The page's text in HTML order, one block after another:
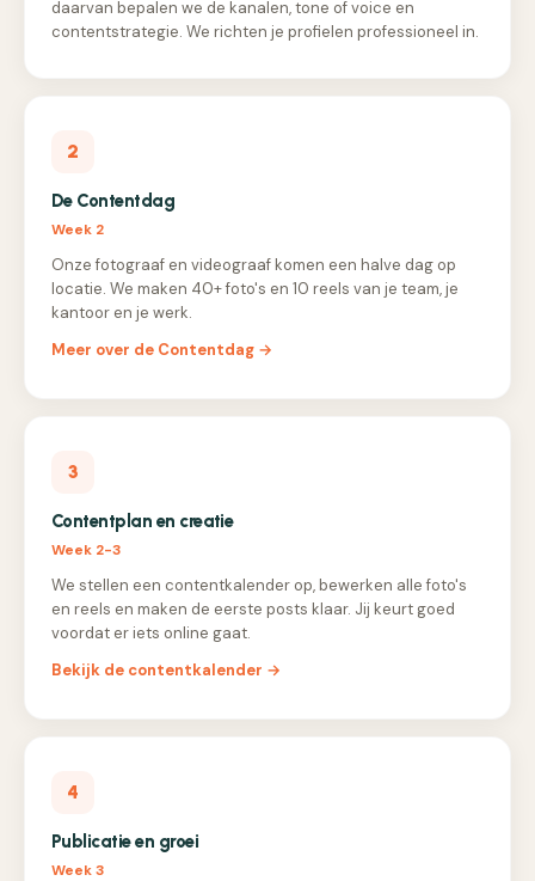
daarvan bepalen we de kanalen, tone of voice en
contentstrategie. We richten je profielen professioneel in.
2
De Contentdag
Week 2
Onze fotograaf en videograaf komen een halve dag op
locatie. We maken 40+ foto's en 10 reels van je team, je
kantoor en je werk.
Meer over de Contentdag →
3
Contentplan en creatie
Week 2-3
We stellen een contentkalender op, bewerken alle foto's
en reels en maken de eerste posts klaar. Jij keurt goed
voordat er iets online gaat.
Bekijk de contentkalender →
4
Publicatie en groei
Week 3